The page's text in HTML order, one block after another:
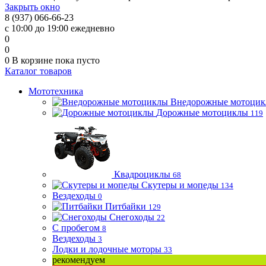
Закрыть окно
8 (937) 066-66-23
с 10:00 до 19:00 ежедневно
0
0
0 В корзине пока пусто
Каталог товаров
Мототехника
Внедорожные
Дорожные мотоциклы 119
Квадроциклы 68
Скутеры и мопеды 134
Вездеходы 0
Питбайки 129
Снегоходы 22
С пробегом 8
Вездеходы 3
Лодки и лодочные моторы 33
рекомендуем